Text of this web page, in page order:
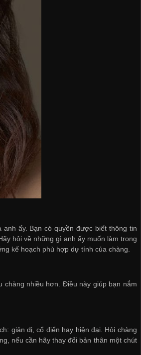
ấy. Bạn có quyền được biết thông tin
hỏi về những gì anh ấy muốn làm trong
kế hoạch phù hợp dự tính của chàng.
nhiều hơn. Điều này giúp bạn nắm
giản dị, cổ điển hay hiện đại. Hỏi chàng
nếu cần hãy thay đổi bản thân một chút